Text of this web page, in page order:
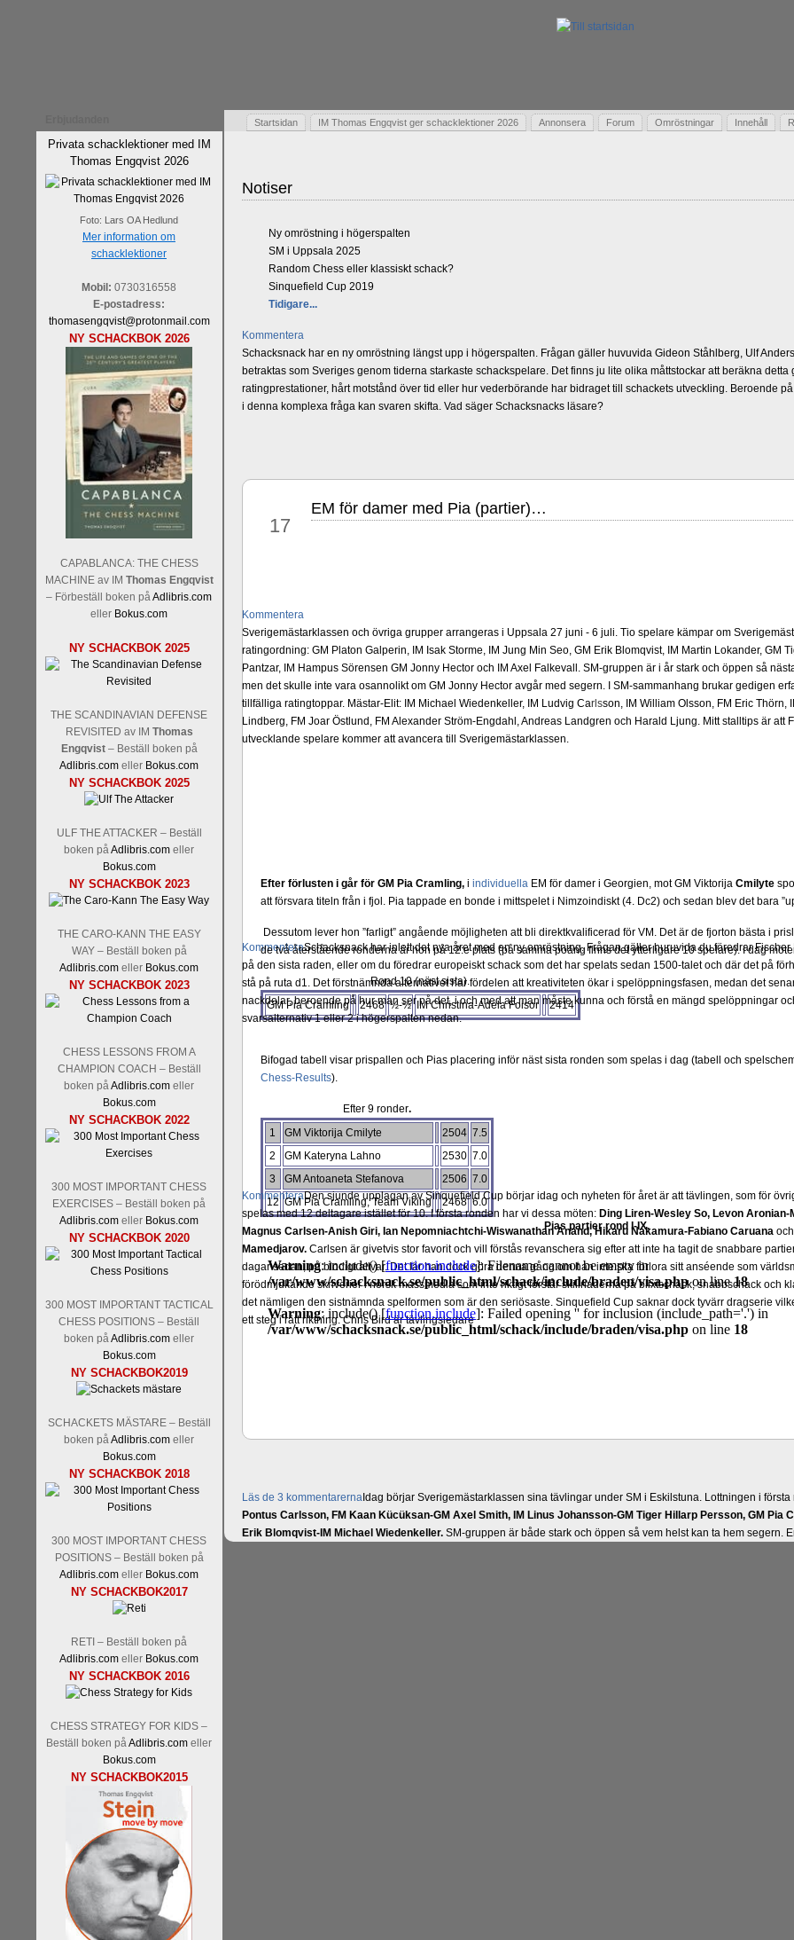
Privata schacklektioner med IM
Thomas Engqvist 2026
Foto: Lars OA Hedlund
Mer information om
schacklektioner
Mobil: 0730316558
E-postadress:
thomasengqvist@protonmail.com
NY SCHACKBOK 2026
CAPABLANCA: THE CHESS
MACHINE av IM Thomas Engqvist
– Förbeställ boken påAdlibris.com
eller Bokus.com
NY SCHACKBOK 2025
THE SCANDINAVIAN DEFENSE
REVISITED av IM Thomas
Engqvist– Beställ boken på
Adlibris.com eller Bokus.com
NY SCHACKBOK 2025
ULF THE ATTACKER – Beställ
boken påAdlibris.com eller
Bokus.com
NY SCHACKBOK 2023
THE CARO-KANN THE EASY
WAY – Beställ boken på
Adlibris.com eller Bokus.com
NY SCHACKBOK 2023
CHESS LESSONS FROM A
CHAMPION COACH – Beställ
boken påAdlibris.com eller
Bokus.com
NY SCHACKBOK 2022
300 MOST IMPORTANT CHESS
EXERCISES – Beställ boken på
Adlibris.com eller Bokus.com
NY SCHACKBOK 2020
300 MOST IMPORTANT TACTICAL
CHESS POSITIONS – Beställ
boken påAdlibris.com eller
Bokus.com
NY SCHACKBOK2019
SCHACKETS MÄSTARE – Beställ
boken påAdlibris.com eller
Bokus.com
NY SCHACKBOK 2018
300 MOST IMPORTANT CHESS
POSITIONS – Beställ boken på
Adlibris.com eller Bokus.com
NY SCHACKBOK2017
RETI – Beställ boken på
Adlibris.com eller Bokus.com
NY SCHACKBOK 2016
CHESS STRATEGY FOR KIDS –
Beställ boken påAdlibris.com eller
Bokus.com
NY SCHACKBOK2015
Startsidan IM Thomas Engqvist ger schacklektioner 2026 Annonsera Forum Omröstningar Innehåll
Notiser
Ny omröstning i högerspalten
SM i Uppsala 2025
Random Chess eller klassiskt schack?
Sinquefield Cup 2019
Tidigare...
Kommentera
Schacksnack har en ny omröstning längst upp i högerspalten. Frågan gäller huvuvida Gideon Ståhlberg, Ulf
betraktas som Sveriges genom tiderna starkaste schackspelare. Det finns ju lite olika måttstockar att beräkna detta
ratingprestationer, hårt motstånd över tid eller hur vederbörande har bidraget till schackets utveckling. Beroende
i denna komplexa fråga kan svaren skifta. Vad säger Schacksnacks läsare?
Kommentera
Sverigemästarklassen och övriga grupper arrangeras i Uppsala 27 juni - 6 juli. Tio spelare kämpar om
ratingordning: GM Platon Galperin, IM Isak Storme, IM Jung Min Seo, GM Erik Blomqvist, IM Martin Lokander, GM
Pantzar, IM Hampus Sörensen GM Jonny Hector och IM Axel Falkevall. SM-gruppen är i år stark och öppen så
men det skulle inte vara osannolikt om GM Jonny Hector avgår med segern. I SM-sammanhang brukar gedigen
tillfälliga ratingtoppar. Mästar-Elit: IM Michael Wiedenkeller, IM Ludvig Carlsson, IM William Olsson, FM Eric Thörn,
Lindberg, FM Joar Östlund, FM Alexander Ström-Engdahl, Andreas Landgren och Harald Ljung. Mitt stalltips är att
utvecklande spelare kommer att avancera till Sverigemästarklassen.
KommenteraSchacksnack har inlett det nya året med en ny omröstning. Frågan gäller huruvida du föredrar
på den sista raden, eller om du föredrar europeiskt schack som det har spelats sedan 1500-talet och där det på
stå på ruta d1. Det förstnämnda alternativet har fördelen att kreativiteten ökar i spelöppningsfasen, medan det
nackdelar, beroende på hur man ser på det, i och med att man måste kunna och förstå en mängd spelöppningar
svarsalternativ 1 eller 2 i högerspalten nedan.
KommenteraDen sjunde upplagan av Sinquefield Cup börjar idag och nyheten för året är att tävlingen, som för
spelas med 12 deltagare istället för 10. I första ronden har vi dessa möten: Ding Liren-Wesley So, Levon
Magnus Carlsen-Anish Giri, Ian Nepomniachtchi-Wiswanathan Anand, Hikaru Nakamura-Fabiano Caruana och
Mamedjarov. Carlsen är givetvis stor favorit och vill förstås revanschera sig efter att inte ha tagit de snabbare
dagar sedan, på blodigt allvar. Det lär han dock göra denna gång om han inte ska förlora sitt anséende som
förödmjukande skriverier i norsk massmedia som inte riktigt förstår skillnaderna på blixtschack, snabbschack och
det nämligen den sistnämnda spelformen som är den seriösaste. Sinquefield Cup saknar dock tyvärr dragserie
ett steg i rätt riktning. Chris Bird är tävlingsledare
Läs de 3 kommentarernaIdag börjar Sverigemästarklassen sina tävlingar under SM i Eskilstuna. Lottningen i första
Pontus Carlsson, FM Kaan Kücüksan-GM Axel Smith, IM Linus Johansson-GM Tiger Hillarp Persson, GM Pia
Erik Blomqvist-IM Michael Wiedenkeller.SM-gruppen är både stark och öppen så vem helst kan ta hem segern.
17
EM för damer med Pia (partier)…
Efter förlusten i går för GM Pia Cramling,i individuellaEM för damer i Georgien, mot GM Viktorija Cmilyte
att försvara titeln från i fjol. Pia tappade en bonde i mittspelet i Nimzoindiskt (4. Dc2) och sedan blev det bara
Dessutom lever hon ”farligt” angående möjligheten att bli direktkvalificerad för VM. Det är de fjorton bästa i
de två återstående ronderna är hon på 12:e plats (på samma poäng finns det ytterligare 10 spelare). I dag
Rond 10 (näst sista).
GM Pia Cramling
2468 ½-½ IM Christina-Adela Foisor 2414
Bifogad tabell visar prispallen och Pias placering inför näst sista ronden som spelas i dag (tabell och
Chess-Results).
Efter 9 ronder.
1
GM Viktorija Cmilyte 2504 7.5
2
GM Kateryna Lahno 2530 7.0
3
GM Antoaneta Stefanova 2506 7.0
12 GM Pia Cramling, Team Viking 2468 6.0
Pias partier rond I-IX.